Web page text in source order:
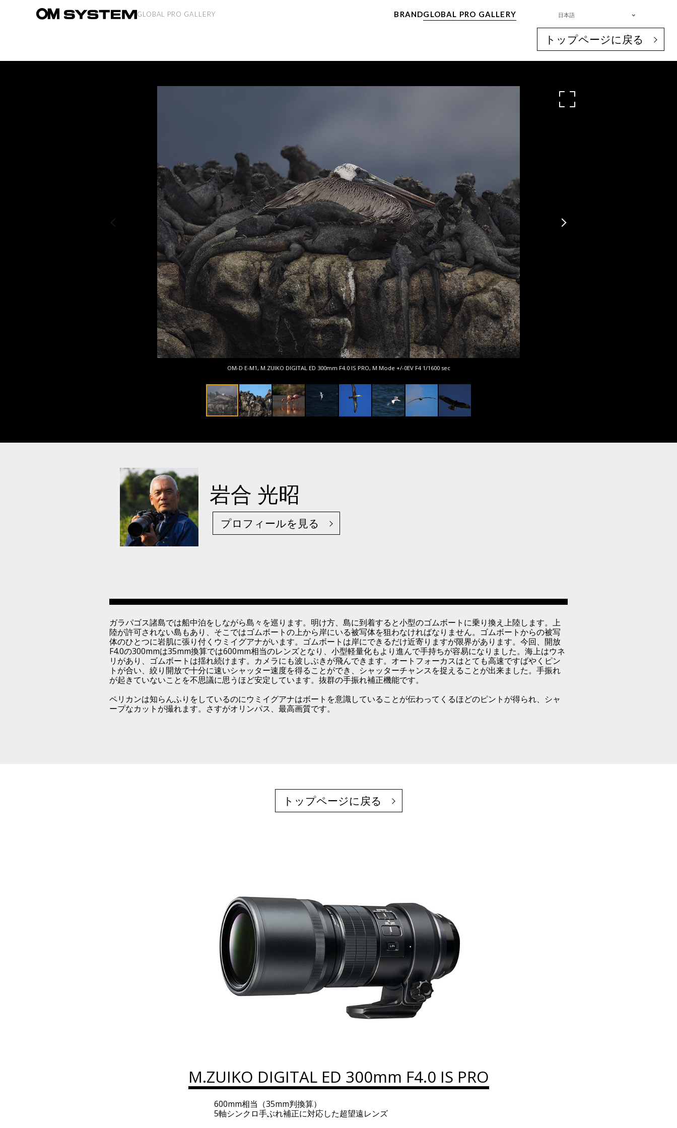
GLOBAL PRO GALLERY BRANDGLOBAL PRO GALLERY 日本語
トップページに戻る
OM-D E-M1, M.ZUIKO DIGITAL ED 300mm F4.0 IS PRO, M Mode +/-0EV F4 1/1600 sec
岩合 光昭
プロフィールを見る
ガラパゴス諸島では船中泊をしながら島々を巡ります。明け方、島に到着すると小型のゴムボートに乗り換え上陸します。上
陸が許可されない島もあり、そこではゴムボートの上から岸にいる被写体を狙わなければなりません。ゴムボートからの被写
体のひとつに岩肌に張り付くウミイグアナがいます。ゴムボートは岸にできるだけ近寄りますが限界があります。今回、開放
F4.0の300mmは35mm換算では600mm相当のレンズとなり、小型軽量化もより進んで手持ちが容易になりました。海上はウネ
リがあり、ゴムボートは揺れ続けます。カメラにも波しぶきが飛んできます。オートフォーカスはとても高速ですばやくピン
トが合い、絞り開放で十分に速いシャッター速度を得ることができ、シャッターチャンスを捉えることが出来ました。手振れ
が起きていないことを不思議に思うほど安定しています。抜群の手振れ補正機能です。
ペリカンは知らんふりをしているのにウミイグアナはボートを意識していることが伝わってくるほどのピントが得られ、シャ
ープなカットが撮れます。さすがオリンパス、最高画質です。
トップページに戻る
M.ZUIKO DIGITAL ED 300mm F4.0 IS PRO
600mm相当（35mm判換算）
5軸シンクロ手ぶれ補正に対応した超望遠レンズ